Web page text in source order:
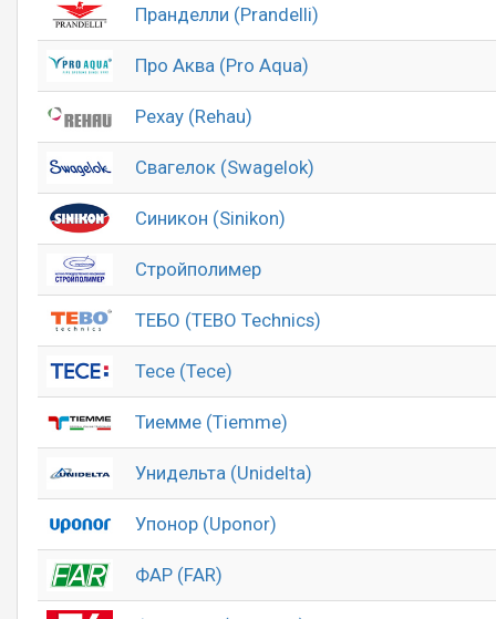
Пранделли (Prandelli)
Про Аква (Pro Aqua)
Рехау (Rehau)
Свагелок (Swagelok)
Синикон (Sinikon)
Стройполимер
ТЕБО (TEBO Technics)
Тесе (Tece)
Тиемме (Tiemme)
Унидельта (Unidelta)
Упонор (Uponor)
ФАР (FAR)